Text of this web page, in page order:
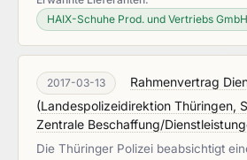
HAIX-Schuhe Prod. und Vertriebs GmbH
2017-03-13
Rahmenvertrag
(Landespolizeidirektion Thüringen,
Zentrale Beschaffung/
Die Thüringer Polizei beabsichtigt